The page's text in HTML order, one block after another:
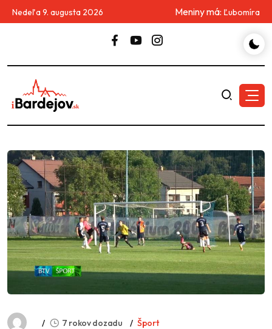
Nedeľa 9. augusta 2026 Meniny má: Ľubomíra
7 rokov dozadu Šport